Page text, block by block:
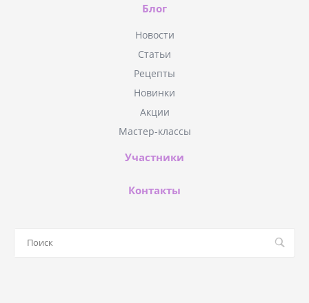
Блог
Новости
Статьи
Рецепты
Новинки
Акции
Мастер-классы
Участники
Контакты